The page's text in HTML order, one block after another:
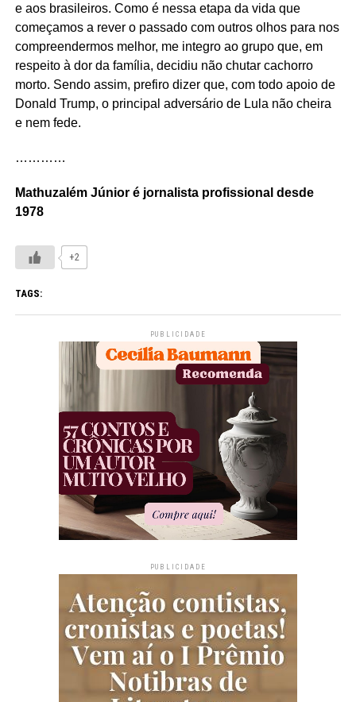
e aos brasileiros. Como é nessa etapa da vida que
começamos a rever o passado com outros olhos para nos
compreendermos melhor, me integro ao grupo que, em
respeito à dor da família, decidiu não chutar cachorro
morto. Sendo assim, prefiro dizer que, com todo apoio de
Donald Trump, o principal adversário de Lula não cheira
e nem fede.
…………
Mathuzalém Júnior é jornalista profissional desde
1978
+2
TAGS:
PUBLICIDADE
PUBLICIDADE